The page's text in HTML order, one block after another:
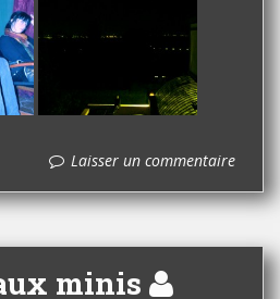
Laisser un commentaire
minis